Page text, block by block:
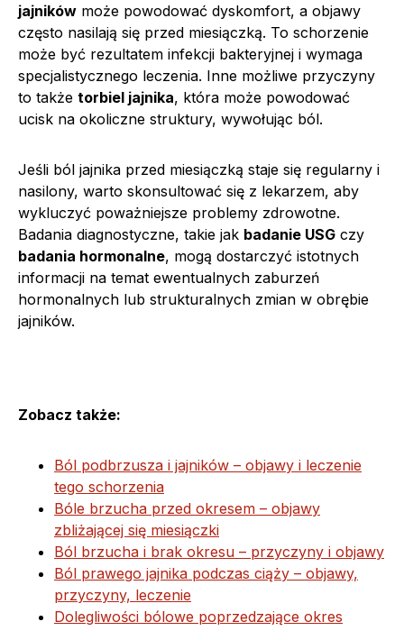
jajników może powodować dyskomfort, a objawy
często nasilają się przed miesiączką. To schorzenie
może być rezultatem infekcji bakteryjnej i wymaga
specjalistycznego leczenia. Inne możliwe przyczyny
to także torbiel jajnika, która może powodować
ucisk na okoliczne struktury, wywołując ból.
Jeśli ból jajnika przed miesiączką staje się regularny i
nasilony, warto skonsultować się z lekarzem, aby
wykluczyć poważniejsze problemy zdrowotne.
Badania diagnostyczne, takie jak badanie USG czy
badania hormonalne, mogą dostarczyć istotnych
informacji na temat ewentualnych zaburzeń
hormonalnych lub strukturalnych zmian w obrębie
jajników.
Zobacz także:
Ból podbrzusza i jajników – objawy i leczenie
tego schorzenia
Bóle brzucha przed okresem – objawy
zbliżającej się miesiączki
Ból brzucha i brak okresu – przyczyny i objawy
Ból prawego jajnika podczas ciąży – objawy,
przyczyny, leczenie
Dolegliwości bólowe poprzedzające okres